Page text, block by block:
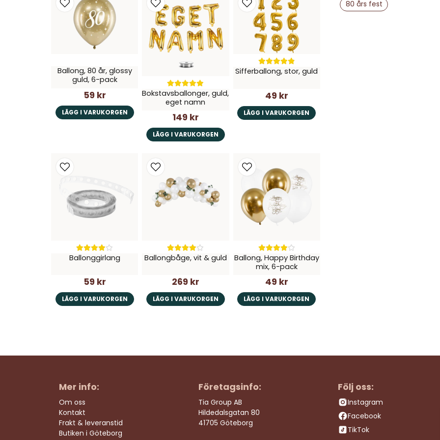
Jättebra produkter
Ballong, 80 år, glossy
guld, 6-pack
59 kr
LÄGG I VARUKORGEN
Bokstavsballonger, guld,
eget namn
149 kr
LÄGG I VARUKORGEN
Sifferballong, stor, guld
49 kr
LÄGG I VARUKORGEN
Ballonggirlang
59 kr
LÄGG I VARUKORGEN
Ballongbåge, vit & guld
269 kr
LÄGG I VARUKORGEN
Ballong, Happy Birthday
mix, 6-pack
49 kr
LÄGG I VARUKORGEN
80 års fest
Mer info:
Om oss
Kontakt
Frakt & leveranstid
Butiken i Göteborg
Företagsinfo:
Tia Group AB
Hildedalsgatan 80
41705 Göteborg
Följ oss:
Instagram
Facebook
TikTok